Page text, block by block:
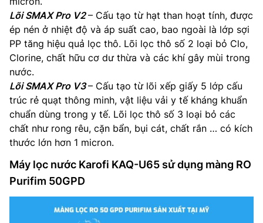
Lõi SMAX Pro V2– Cấu tạo từ hạt than hoạt tính, được
ép nén ở nhiệt độ và áp suất cao, bao ngoài là lớp sợi
PP tăng hiệu quả lọc thô. Lõi lọc thô số 2 loại bỏ Clo,
Clorine, chất hữu cơ dư thừa và các khí gây mùi trong
nước.
Lõi SMAX Pro V3– Cấu tạo từ lõi xếp giấy 5 lớp cấu
trúc rẻ quạt thông minh, vật liệu vải y tế kháng khuẩn
chuẩn dùng trong y tế. Lõi lọc thô số 3 loại bỏ các
chất như rong rêu, cặn bẩn, bụi cát, chất rắn … có kích
thước lớn hơn 1 micron.
Máy lọc nước Karofi KAQ-U65 sử dụng màng RO
Purifim 50GPD